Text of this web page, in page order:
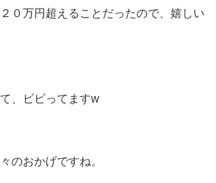
０万円超えることだったので、嬉しい
、ビビってますw
のおかげですね。